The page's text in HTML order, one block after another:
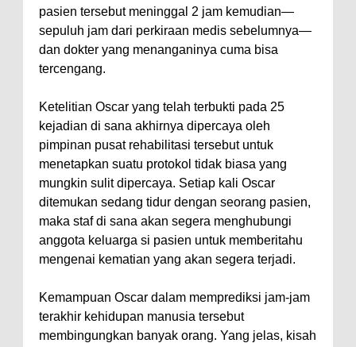
pasien tersebut meninggal 2 jam kemudian—
sepuluh jam dari perkiraan medis sebelumnya—
dan dokter yang menanganinya cuma bisa
tercengang.
Ketelitian Oscar yang telah terbukti pada 25
kejadian di sana akhirnya dipercaya oleh
pimpinan pusat rehabilitasi tersebut untuk
menetapkan suatu protokol tidak biasa yang
mungkin sulit dipercaya. Setiap kali Oscar
ditemukan sedang tidur dengan seorang pasien,
maka staf di sana akan segera menghubungi
anggota keluarga si pasien untuk memberitahu
mengenai kematian yang akan segera terjadi.
Kemampuan Oscar dalam memprediksi jam-jam
terakhir kehidupan manusia tersebut
membingungkan banyak orang. Yang jelas, kisah